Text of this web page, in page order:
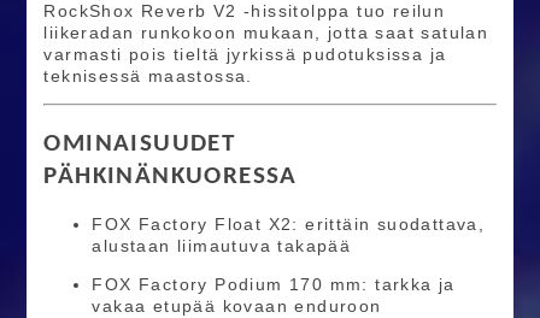
RockShox Reverb V2 -hissitolppa tuo reilun
liikeradan runkokoon mukaan, jotta saat satulan
varmasti pois tieltä jyrkissä pudotuksissa ja
teknisessä maastossa.
OMINAISUUDET
PÄHKINÄNKUORESSA
FOX Factory Float X2: erittäin suodattava,
alustaan liimautuva takapää
FOX Factory Podium 170 mm: tarkka ja
vakaa etupää kovaan enduroon